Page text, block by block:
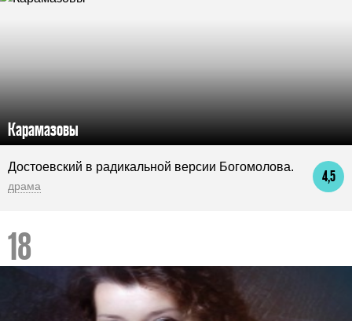
Карамазовы
4,5
Достоевский в радикальной версии Богомолова.
драма